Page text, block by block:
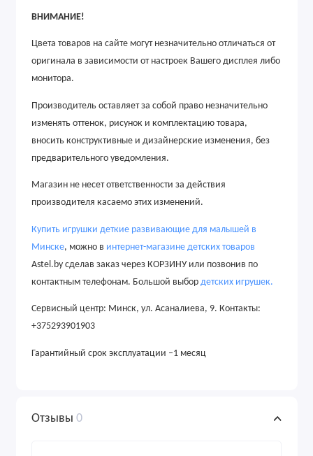
ВНИМАНИЕ!
Цвета товаров на сайте могут незначительно отличаться от
оригинала в зависимости от настроек Вашего дисплея либо
монитора.
Производитель оставляет за собой право незначительно
изменять оттенок, рисунок и комплектацию товара,
вносить конструктивные и дизайнерские изменения, без
предварительного уведомления.
Магазин не несет ответственности за действия
производителя касаемо этих изменений.
Купить игрушки деткие развивающие для малышей в
Минске, можно в интернет-магазине детских товаров
Astel.by сделав заказ через КОРЗИНУ или позвонив по
контактным телефонам. Большой выбор детских игрушек.
Сервисный центр: Минск, ул. Асаналиева, 9. Контакты:
+375293901903
Гарантийный срок эксплуатации –1 месяц
Отзывы 0